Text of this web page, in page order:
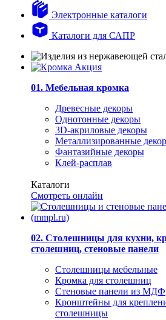
Электронные каталоги
Каталоги для САПР
01. Мебельная кромка
Древесные декоры
Однотонные декоры
3D-акриловые декоры
Металлизированные
Фантазийные декоры
Клей-расплав
Каталоги
Смотреть онлайн
02. Столешницы для кухни,
столешниц, стеновые панели
Столешницы мебельные
Кромка для столешниц
Стеновые панели из МДФ
Кронштейны для
столешницы